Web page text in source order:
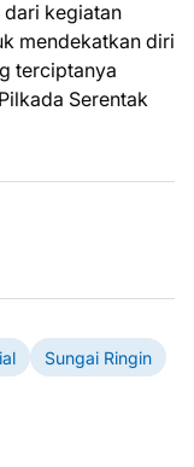
dari kegiatan
mendekatkan diri
terciptanya
Serentak
Sungai Ringin